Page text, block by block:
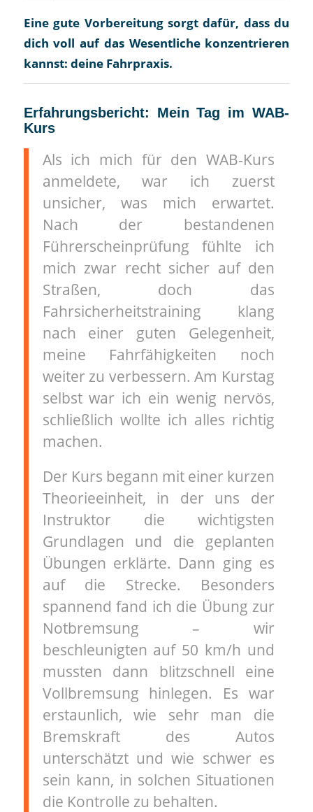
Eine gute Vorbereitung sorgt dafür, dass du
dich voll auf das Wesentliche konzentrieren
kannst: deine Fahrpraxis.
Erfahrungsbericht: Mein Tag im WAB-
Kurs
Als ich mich für den WAB-Kurs
anmeldete, war ich zuerst
unsicher, was mich erwartet.
Nach der bestandenen
Führerscheinprüfung fühlte ich
mich zwar recht sicher auf den
Straßen, doch das
Fahrsicherheitstraining klang
nach einer guten Gelegenheit,
meine Fahrfähigkeiten noch
weiter zu verbessern. Am Kurstag
selbst war ich ein wenig nervös,
schließlich wollte ich alles richtig
machen.
Der Kurs begann mit einer kurzen
Theorieeinheit, in der uns der
Instruktor die wichtigsten
Grundlagen und die geplanten
Übungen erklärte. Dann ging es
auf die Strecke. Besonders
spannend fand ich die Übung zur
Notbremsung – wir
beschleunigten auf 50 km/h und
mussten dann blitzschnell eine
Vollbremsung hinlegen. Es war
erstaunlich, wie sehr man die
Bremskraft des Autos
unterschätzt und wie schwer es
sein kann, in solchen Situationen
die Kontrolle zu behalten.